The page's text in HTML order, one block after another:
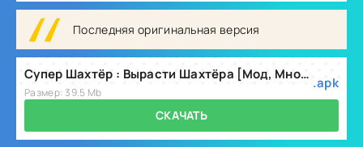
Последняя оригинальная версия
Супер Шахтёр : Вырасти Шахтёра [Мод, Много денег] v2.1.5
Размер: 39.5 Mb
.apk
СКАЧАТЬ